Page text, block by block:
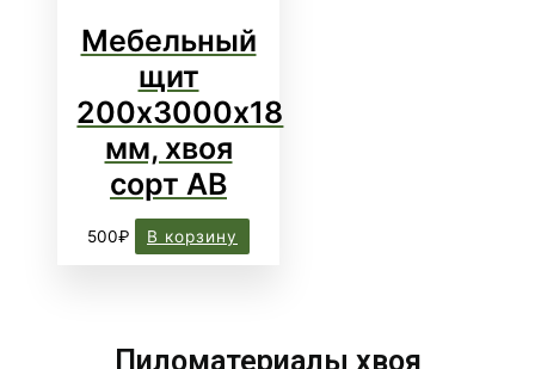
Пиломатериалы хвоя
Мебельный
щит
200х3000х18
мм, хвоя
сорт АВ
500₽ В корзину